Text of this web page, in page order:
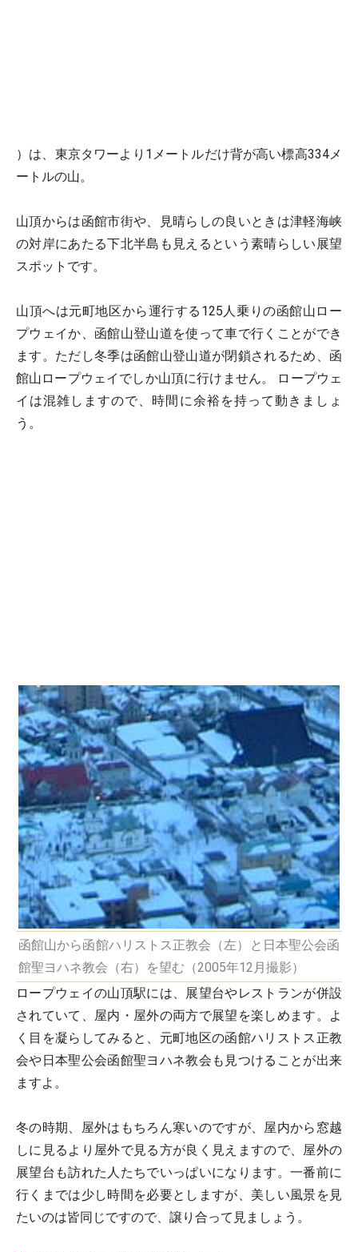
）は、東京タワーより1メートルだけ背が高い標高334メ
ートルの山。
山頂からは函館市街や、見晴らしの良いときは津軽海峡
の対岸にあたる下北半島も見えるという素晴らしい展望
スポットです。
山頂へは元町地区から運行する125人乗りの函館山ロー
プウェイか、函館山登山道を使って車で行くことができ
ます。ただし冬季は函館山登山道が閉鎖されるため、函
館山ロープウェイでしか山頂に行けません。 ロープウェ
イは混雑しますので、時間に余裕を持って動きましょ
う。
函館山から函館ハリストス正教会（左）と日本聖公会函
館聖ヨハネ教会（右）を望む（2005年12月撮影）
ロープウェイの山頂駅には、展望台やレストランが併設
されていて、屋内・屋外の両方で展望を楽しめます。よ
く目を凝らしてみると、元町地区の函館ハリストス正教
会や日本聖公会函館聖ヨハネ教会も見つけることが出来
ますよ。
冬の時期、屋外はもちろん寒いのですが、屋内から窓越
しに見るより屋外で見る方が良く見えますので、屋外の
展望台も訪れた人たちでいっぱいになります。一番前に
行くまでは少し時間を必要としますが、美しい風景を見
たいのは皆同じですので、譲り合って見ましょう。